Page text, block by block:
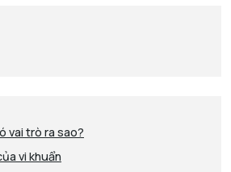
vai trò ra sao?
vi khuẩn